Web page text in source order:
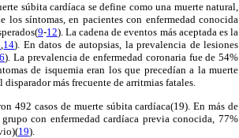
súbita cardíaca se define como una muerte natural,
síntomas, en pacientes con enfermedad conocida
9-12). La cadena de eventos más aceptada es la
,14). En datos de autopsias, la prevalencia de lesiones
). La prevalencia de enfermedad coronaria fue de 54%
de isquemia eran los que precedían a la muerte
más frecuente de arritmias fatales.
492 casos de muerte súbita cardíaca(19). En más de
con enfermedad cardíaca previa conocida, 77%
19).